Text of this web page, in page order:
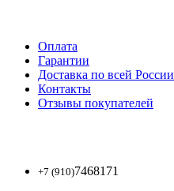
Оплата
Гарантии
Доставка по всей России
Контакты
Отзывы покупателей
+7 (910)7468171